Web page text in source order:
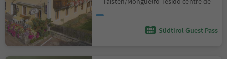
Südtirol Guest Pass